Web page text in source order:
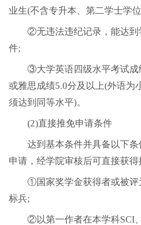
业生(不含专升本、第二学士学
②无违法违纪记录，能达到
件;
③大学英语四级水平考试成
或雅思成绩5.0分及以上(外语为
须达到同等水平)。
(2)直接推免申请条件
达到基本条件并具备以下条
申请，经学院审核后可直接获得
①国家奖学金获得者或被评
标兵;
②以第一作者在本学科SCI、